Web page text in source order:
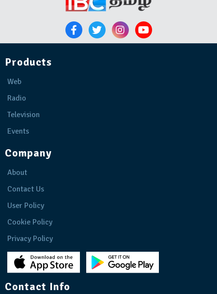
Products
Web
Radio
Television
Events
Company
About
Contact Us
User Policy
Cookie Policy
Privacy Policy
Contact Info